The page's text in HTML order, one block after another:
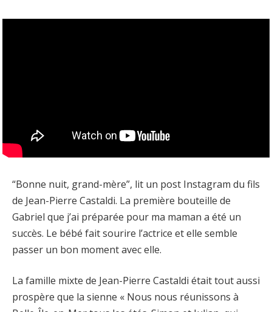
“Bonne nuit, grand-mère”, lit un post Instagram du fils
de Jean-Pierre Castaldi. La première bouteille de
Gabriel que j’ai préparée pour ma maman a été un
succès. Le bébé fait sourire l’actrice et elle semble
passer un bon moment avec elle.
La famille mixte de Jean-Pierre Castaldi était tout aussi
prospère que la sienne « Nous nous réunissons à